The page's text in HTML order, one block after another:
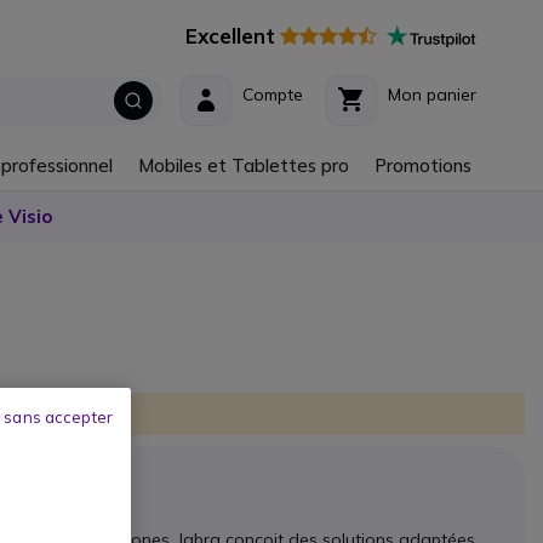
Excellent
Mon panier
Compte
Mobiles et Tablettes pro Promotions
Visio
sans accepter